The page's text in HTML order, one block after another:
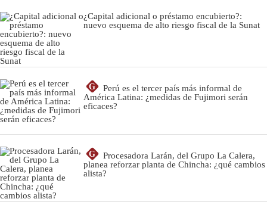
¿Capital adicional o préstamo encubierto?:
nuevo esquema de alto riesgo fiscal de la Sunat
G
Perú es el tercer país más informal de
América Latina: ¿medidas de Fujimori serán
eficaces?
G
Procesadora Larán, del Grupo La Calera,
planea reforzar planta de Chincha: ¿qué cambios
alista?